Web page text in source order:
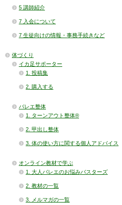
5 講師紹介
7 入会について
7 生徒向けの情報・事務手続きなど
体づくり
イカ足サポーター
1. 投稿集
2. 購入する
バレエ整体
1. ターンアウト整体®
2. 甲出し整体
3. 体の使い方に関する個人アドバイス
オンライン教材で学ぶ
1. 大人バレエのお悩みバスターズ
2. 教材の一覧
3. メルマガの一覧